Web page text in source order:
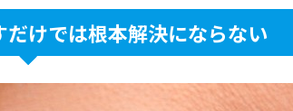
けでは根本解決にならない